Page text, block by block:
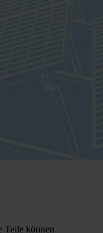
Teile können